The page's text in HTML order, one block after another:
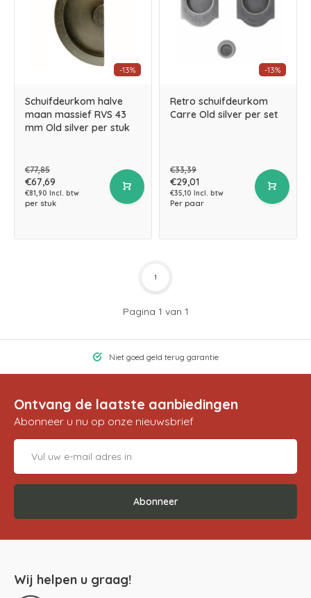
-13%
Schuifdeurkom halve
maan massief RVS 43
mm Old silver per stuk
€77,85
€67,69
€81,90 Incl. btw
per stuk
-13%
Retro schuifdeurkom
Carre Old silver per set
€33,39
€29,01
€35,10 Incl. btw
Per paar
Pagina 1 van 1
1
Niet goed geld terug garantie
Ontvang de laatste aanbiedingen
Abonneer u nu op onze nieuwsbrief
Abonneer
Wij helpen u graag!